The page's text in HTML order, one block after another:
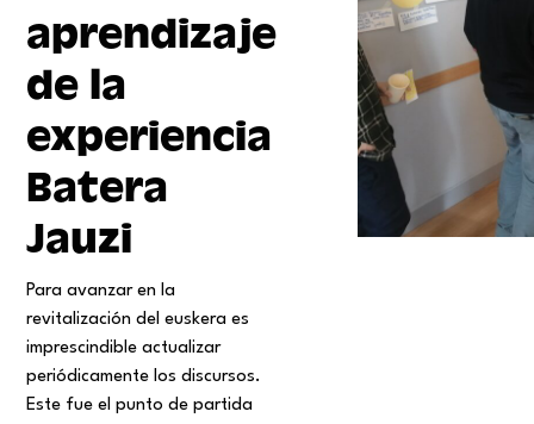
aprendizaje
de la
experiencia
Batera
Jauzi
Para avanzar en la
revitalización del euskera es
imprescindible actualizar
periódicamente los discursos.
Este fue el punto de partida